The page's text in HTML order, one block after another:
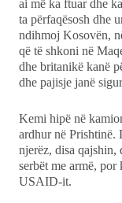
ai më ka ftuar dhe
ta përfaqësosh dhe
ndihmoj Kosovën,
që të shkoni në
dhe britanikë kanë
dhe pajisje janë
Kemi hipë në
ardhur në Prishtinë.
njerëz, disa qajshin,
serbët me armë,
USAID-it.